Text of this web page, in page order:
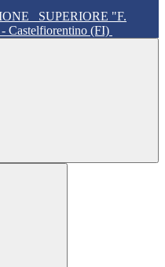
SUPERIORE "F.
Castelfiorentino (FI)